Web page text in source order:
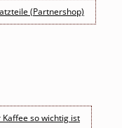
(Partnershop)
so wichtig ist